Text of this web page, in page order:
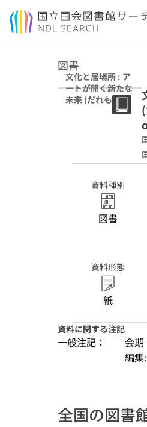
本文へ移動
図書
文化と居場所 : ア
ートが開く新たな
未来 (だれもが文
化でつながる国際
culture :
creative well-
being Tokyo ;
資料種別
図書
資料形態
紙
資料に関する注記
一般注記：
会期
編集
全国の図書